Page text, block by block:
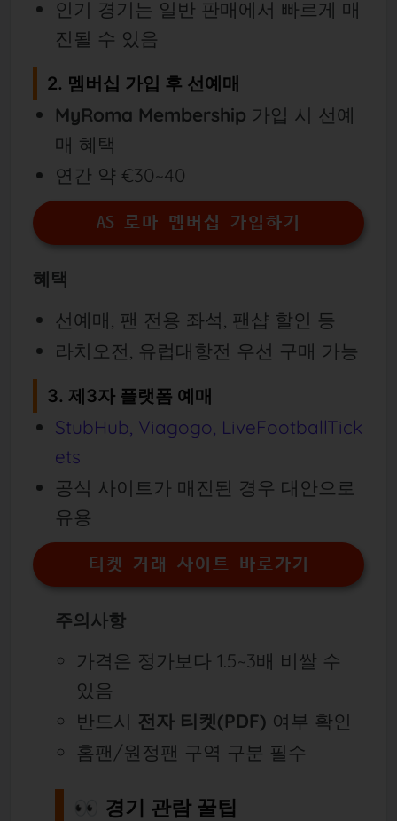
인기 경기는 일반 판매에서 빠르게 매
진될 수 있음
2. 멤버십 가입 후 선예매
MyRoma Membership 가입 시 선예
매 혜택
연간 약 €30~40
AS 로마 멤버십 가입하기
혜택
선예매, 팬 전용 좌석, 팬샵 할인 등
라치오전, 유럽대항전 우선 구매 가능
3. 제3자 플랫폼 예매
StubHub, Viagogo, LiveFootballTick
ets
공식 사이트가 매진된 경우 대안으로
유용
티켓 거래 사이트 바로가기
주의사항
가격은 정가보다 1.5~3배 비쌀 수
있음
반드시 전자 티켓(PDF) 여부 확인
홈팬/원정팬 구역 구분 필수
👀 경기 관람 꿀팁